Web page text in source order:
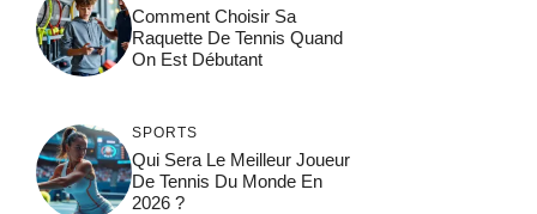
Comment Choisir Sa
Raquette De Tennis Quand
On Est Débutant
SPORTS
Qui Sera Le Meilleur Joueur
De Tennis Du Monde En
2026 ?